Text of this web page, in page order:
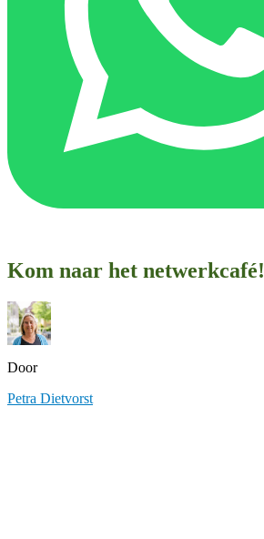
Kom naar het netwerkcafé!
Door
Petra Dietvorst